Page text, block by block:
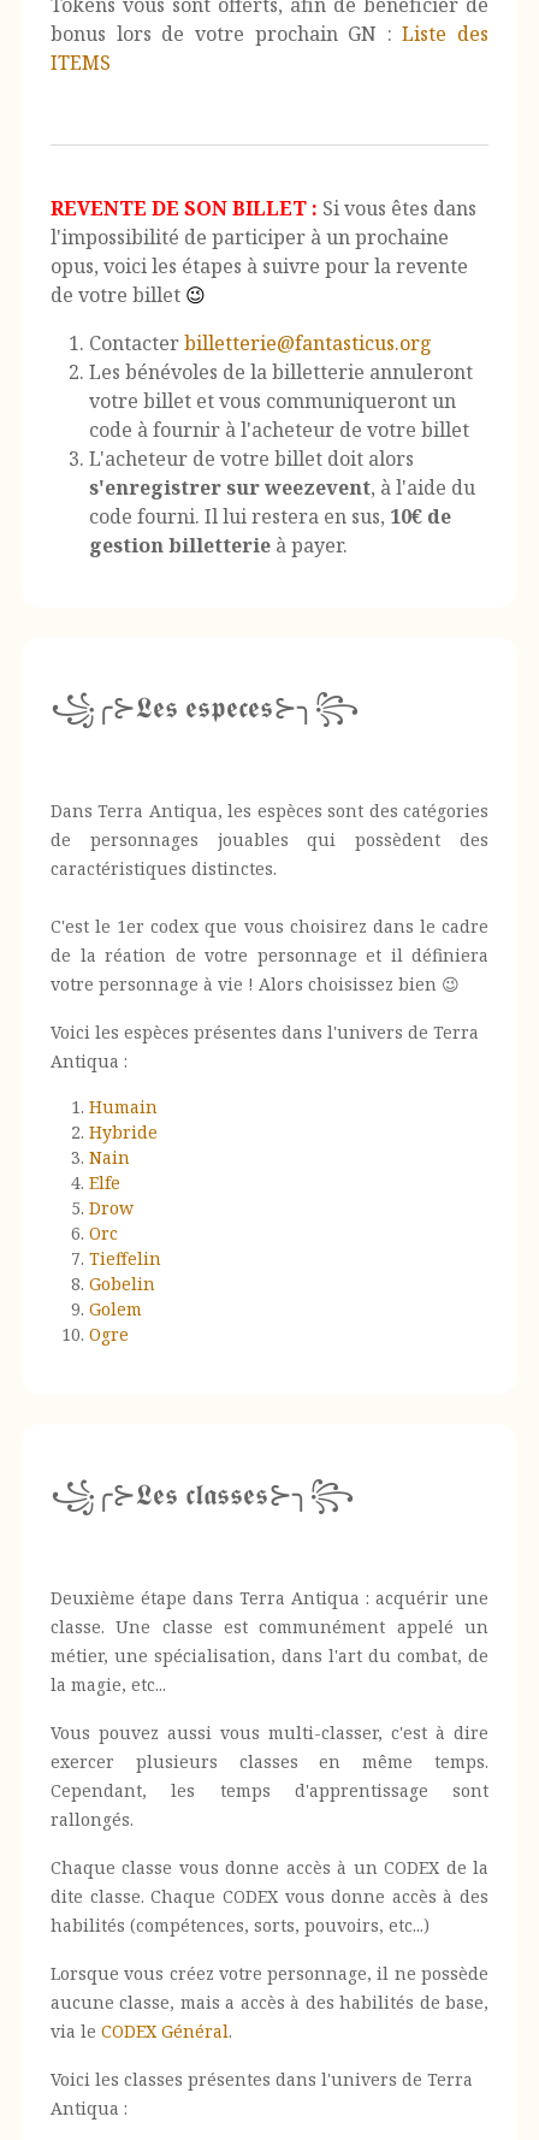
bonus lors de votre prochain GN :Liste des
ITEMS
REVENTE DE SON BILLET : Si vous êtes dans
l'impossibilité de participer à un prochaine
opus, voici les étapes à suivre pour la revente
de votre billet 😉
Contacterbilletterie@fantasticus.org
Les bénévoles de la billetterie annuleront
votre billet et vous communiqueront un
code à fournir à l'acheteur de votre billet
L'acheteur de votre billet doit alors
s'enregistrer sur weezevent, à l'aide du
code fourni. Il lui restera en sus, 10€ de
gestion billetterie à payer.
꧁╭⊱𝕷𝖊𝖘 𝖊𝖘𝖕𝖊𝖈𝖊𝖘⊱╮꧂
Dans Terra Antiqua, les espèces sont des catégories
de personnages jouables qui possèdent des
caractéristiques distinctes.
C'est le 1er codex que vous choisirez dans le cadre
de la réation de votre personnage et il définiera
votre personnage à vie ! Alors choisissez bien 😉
Voici les espèces présentes dans l'univers de Terra
Antiqua :
Humain
Hybride
Nain
Elfe
Drow
Orc
Tieffelin
Gobelin
Golem
Ogre
꧁╭⊱𝕷𝖊𝖘 𝖈𝖑𝖆𝖘𝖘𝖊𝖘⊱╮꧂
Deuxième étape dans Terra Antiqua : acquérir une
classe. Une classe est communément appelé un
métier, une spécialisation, dans l'art du combat, de
la magie, etc...
Vous pouvez aussi vous multi-classer, c'est à dire
exercer plusieurs classes en même temps.
Cependant, les temps d'apprentissage sont
rallongés.
Chaque classe vous donne accès à un CODEX de la
dite classe. Chaque CODEX vous donne accès à des
habilités (compétences, sorts, pouvoirs, etc...)
Lorsque vous créez votre personnage, il ne possède
aucune classe, mais a accès à des habilités de base,
via le CODEX Général.
Voici les classes présentes dans l'univers de Terra
Antiqua :